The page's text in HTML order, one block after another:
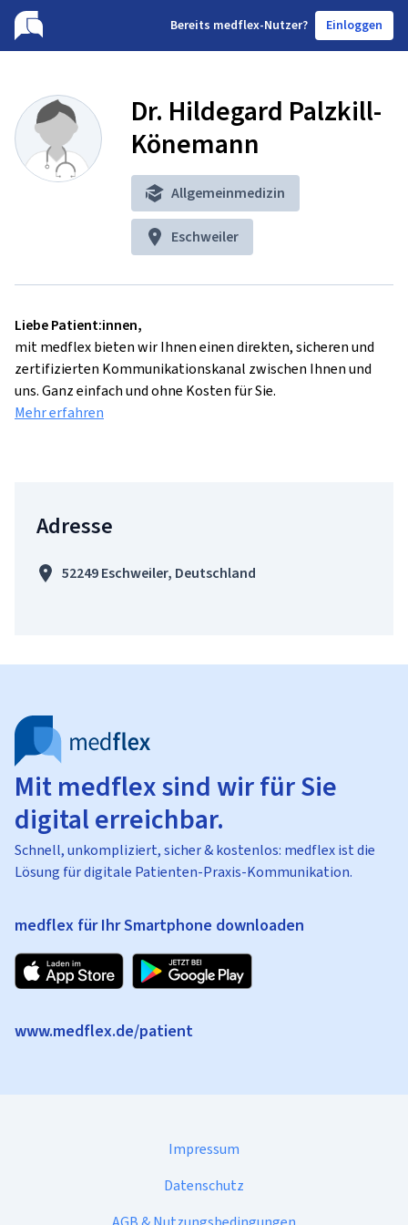
Bereits medflex-Nutzer? Einloggen
Dr. Hildegard Palzkill-
Könemann
Allgemeinmedizin
Eschweiler
Liebe Patient:innen,
mit medflex bieten wir Ihnen einen direkten, sicheren und
zertifizierten Kommunikationskanal zwischen Ihnen und
uns. Ganz einfach und ohne Kosten für Sie.
Mehr erfahren
Adresse
52249 Eschweiler, Deutschland
Mit medflex sind wir für Sie
digital erreichbar.
Schnell, unkompliziert, sicher & kostenlos: medflex ist die
Lösung für digitale Patienten-Praxis-Kommunikation.
medflex für Ihr Smartphone downloaden
www.medflex.de/patient
Impressum
Datenschutz